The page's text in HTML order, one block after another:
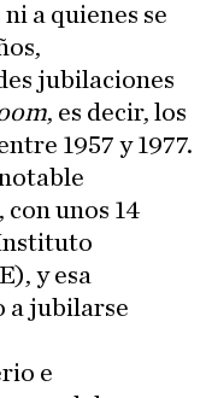
a quienes se
jubilaciones
, es decir, los
1957 y 1977.
unos 14
y esa
a jubilarse
e